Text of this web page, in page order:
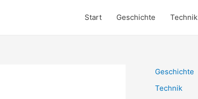
Start Geschichte Technik
Geschichte
Technik